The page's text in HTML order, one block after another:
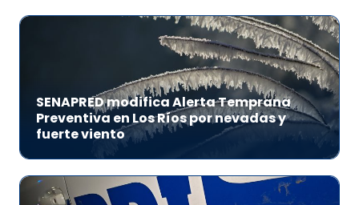
SENAPRED modifica Alerta Temprana
Preventiva en Los Ríos por nevadas y
fuerte viento